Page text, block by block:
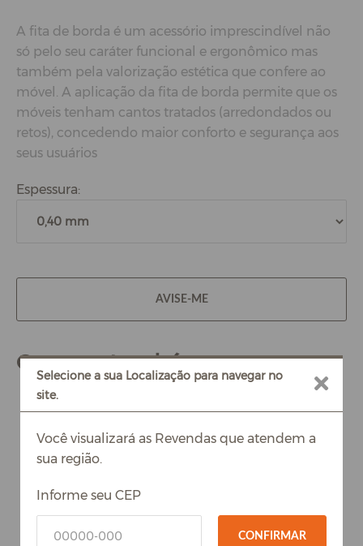
A fita de borda é um acessório imprescindível não
só pelo seu caráter funcional e ergonômico mas
também pela valorização estética que confere ao
móvel. A aplicação da fita de borda permite que os
móveis tenham cantos tratados (arredondados ou
retos), concedendo maior conforto e segurança aos
seus usuários
Espessura:
AVISE-ME
Compre também
Você visualizará as Revendas que atendem a
sua região.
Informe seu CEP
CONFIRMAR
Selecione a sua Localização para navegar no
site.